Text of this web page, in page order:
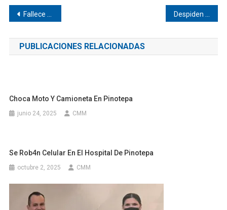
Navegación
de
entradas
Fallece Comisariado ejidal de Pinotepa Despiden a policía fallecido en Pinotepa
PUBLICACIONES RELACIONADAS
Choca Moto Y Camioneta En Pinotepa
junio 24, 2025 CMM
Se Rob4n Celular En El Hospital De Pinotepa
octubre 2, 2025 CMM